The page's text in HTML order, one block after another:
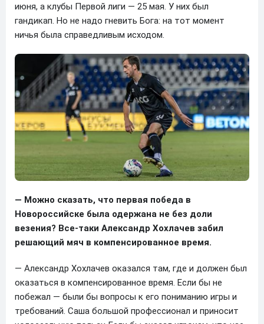
июня, а клубы Первой лиги — 25 мая. У них был
гандикап. Но не надо гневить Бога: на тот момент
ничья была справедливым исходом.
— Можно сказать, что первая победа в
Новороссийске была одержана не без доли
везения? Все-таки Александр Хохлачев забил
решающий мяч в компенсированное время.
— Александр Хохлачев оказался там, где и должен был
оказаться в компенсированное время. Если бы не
побежал — были бы вопросы к его пониманию игры и
требований. Саша большой профессионал и приносит